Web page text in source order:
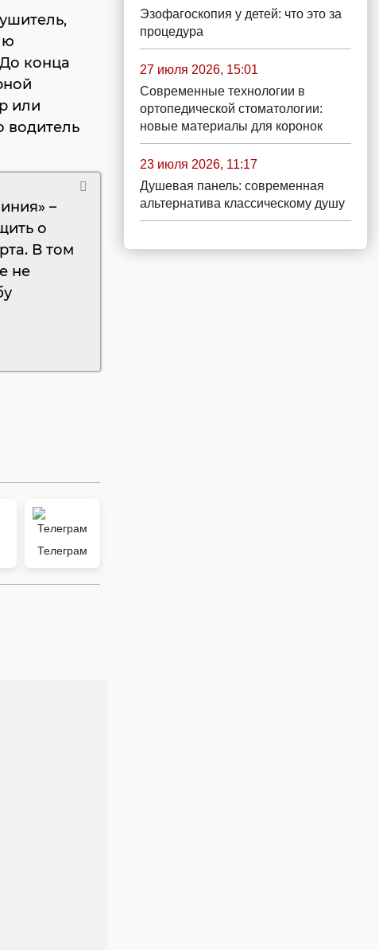
конца
или
водитель
–
о
В том
не
Телеграм
Эзофагоскопия у детей: что это за
процедура
27 июля 2026, 15:01
Современные технологии в
ортопедической стоматологии:
новые материалы для коронок
23 июля 2026, 11:17
Душевая панель: современная
альтернатива классическому душу